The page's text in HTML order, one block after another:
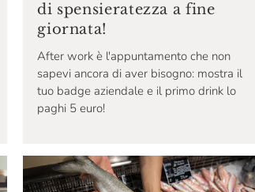
di spensieratezza a fine
giornata!
After work è l'appuntamento che non
sapevi ancora di aver bisogno: mostra il
tuo badge aziendale e il primo drink lo
paghi 5 euro!